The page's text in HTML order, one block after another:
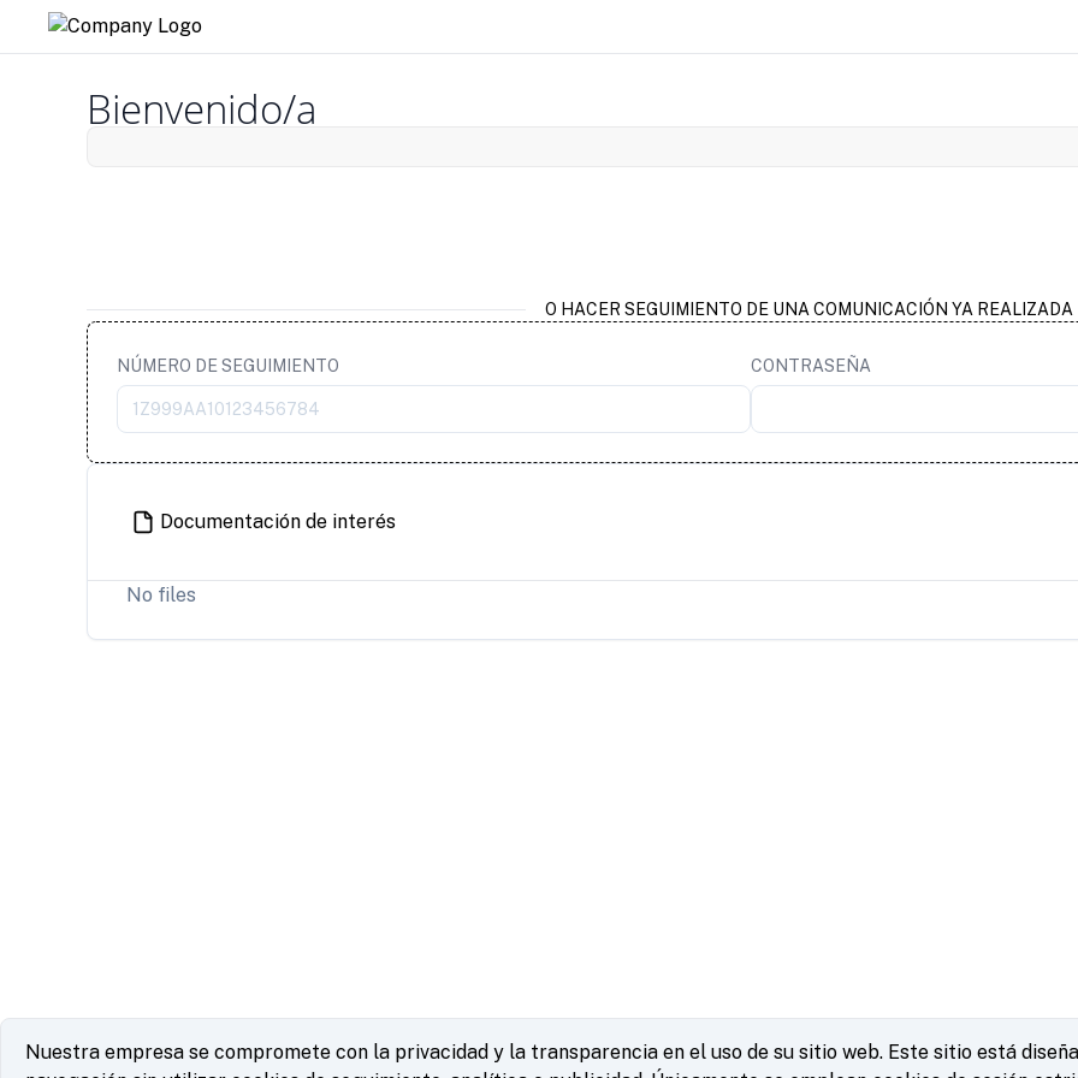
Bienvenido/a
O HACER SEGUIMIENTO DE UNA COMUNICACIÓN YA REALIZADA
NÚMERO DE SEGUIMIENTO CONTRASEÑA
Documentación de interés
No files
Nuestra empresa se compromete con la privacidad y la transparencia en el uso de su sitio web. Este sitio está